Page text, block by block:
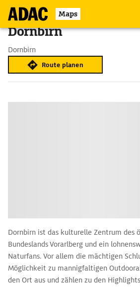
Maps
Dornbirn
Dornbirn
Route planen
Dornbirn ist das kulturelle Zentrum des
Bundeslands Vorarlberg und ein
Naturfans. Vor allem die mächtigen
Möglichkeit zu mannigfaltigen
den Ort aus und zählen zu den